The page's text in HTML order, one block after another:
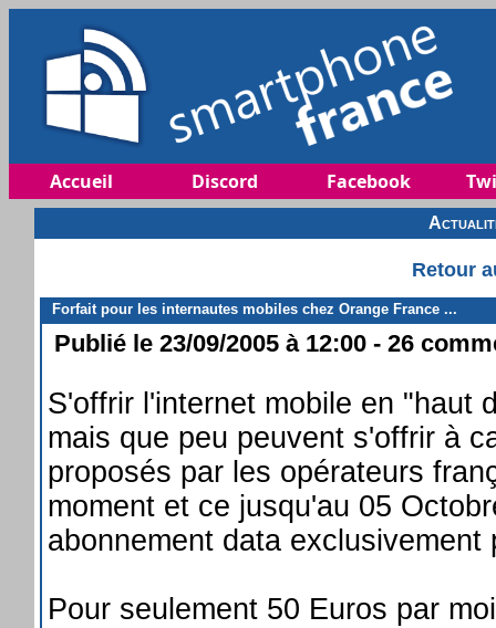
Accueil Discord Facebook
Retour
Forfait pour les internautes mobiles chez Orange France ...
Publié le 23/09/2005 à 12:00 - 26
S'offrir l'internet mobile en "haut
mais que peu peuvent s'offrir à
proposés par les opérateurs
moment et ce jusqu'au 05
abonnement data exclusivement
Pour seulement 50 Euros par